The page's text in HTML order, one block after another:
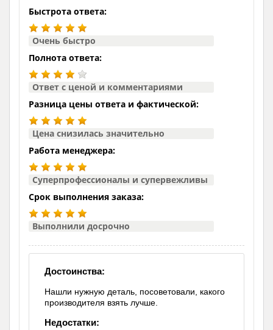
Быстрота ответа:
Очень быстро
Полнота ответа:
Ответ с ценой и комментариями
Разница цены ответа и фактической:
Цена снизилась значительно
Работа менеджера:
Суперпрофессионалы и супервежливы
Срок выполнения заказа:
Выполнили досрочно
Достоинства:
Нашли нужную деталь, посоветовали, какого
производителя взять лучше.
Недостатки: